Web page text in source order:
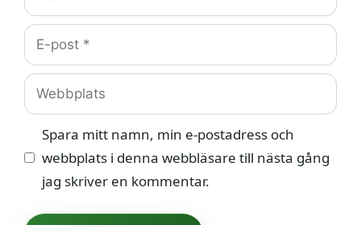
E-
post
Webbplats
Spara mitt namn, min e-postadress och
webbplats i denna webbläsare till nästa gång
jag skriver en kommentar.